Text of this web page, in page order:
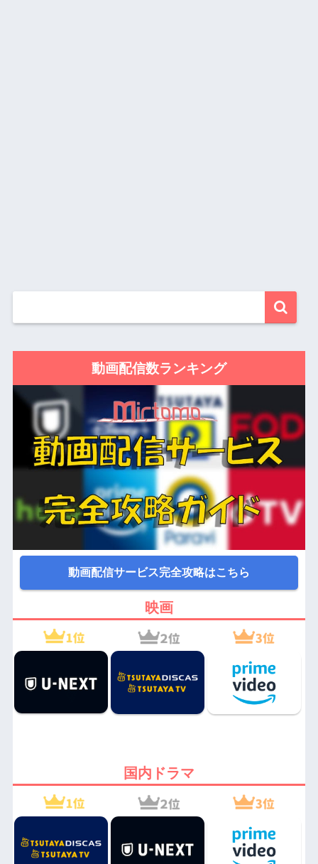
動画配信数ランキング
動画配信サービス完全攻略はこちら
映画
国内ドラマ